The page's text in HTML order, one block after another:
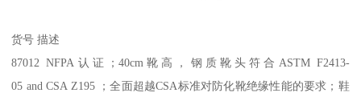
货号 描述
87012 NFPA认证；40cm靴高，钢质靴头符合ASTM F2413-
05 and CSA Z195 ；全面超越CSA标准对防化靴绝缘性能的要求；鞋